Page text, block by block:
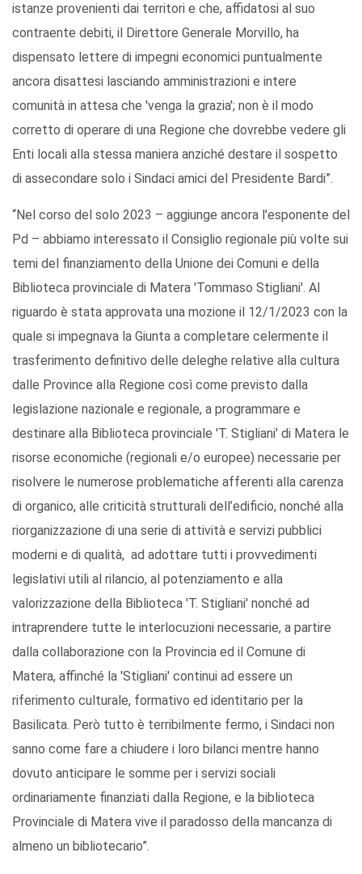
istanze provenienti dai territori e che, affidatosi al suo
contraente debiti, il Direttore Generale Morvillo, ha
dispensato lettere di impegni economici puntualmente
ancora disattesi lasciando amministrazioni e intere
comunità in attesa che 'venga la grazia'; non è il modo
corretto di operare di una Regione che dovrebbe vedere gli
Enti locali alla stessa maniera anziché destare il sospetto
di assecondare solo i Sindaci amici del Presidente Bardi”.
“Nel corso del solo 2023 – aggiunge ancora l'esponente del
Pd – abbiamo interessato il Consiglio regionale più volte sui
temi del finanziamento della Unione dei Comuni e della
Biblioteca provinciale di Matera 'Tommaso Stigliani'. Al
riguardo è stata approvata una mozione il 12/1/2023 con la
quale si impegnava la Giunta a completare celermente il
trasferimento definitivo delle deleghe relative alla cultura
dalle Province alla Regione così come previsto dalla
legislazione nazionale e regionale, a programmare e
destinare alla Biblioteca provinciale 'T. Stigliani' di Matera le
risorse economiche (regionali e/o europee) necessarie per
risolvere le numerose problematiche afferenti alla carenza
di organico, alle criticità strutturali dell’edificio, nonché alla
riorganizzazione di una serie di attività e servizi pubblici
moderni e di qualità, ad adottare tutti i provvedimenti
legislativi utili al rilancio, al potenziamento e alla
valorizzazione della Biblioteca 'T. Stigliani' nonché ad
intraprendere tutte le interlocuzioni necessarie, a partire
dalla collaborazione con la Provincia ed il Comune di
Matera, affinché la 'Stigliani' continui ad essere un
riferimento culturale, formativo ed identitario per la
Basilicata. Però tutto è terribilmente fermo, i Sindaci non
sanno come fare a chiudere i loro bilanci mentre hanno
dovuto anticipare le somme per i servizi sociali
ordinariamente finanziati dalla Regione, e la biblioteca
Provinciale di Matera vive il paradosso della mancanza di
almeno un bibliotecario”.